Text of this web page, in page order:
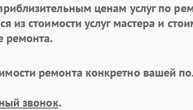
ценам услуг по
из стоимости услуг мастера и
ремонта.
ремонта конкретно вашей
звонок.